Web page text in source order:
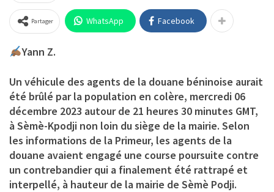
Partager WhatsApp Facebook
Yann Z.
Un véhicule des agents de la douane béninoise aurait
été brûlé par la population en colère, mercredi 06
décembre 2023 autour de 21 heures 30 minutes GMT,
à Sèmè-Kpodji non loin du siège de la mairie. Selon
les informations de la Primeur, les agents de la
douane avaient engagé une course poursuite contre
un contrebandier qui a finalement été rattrapé et
interpellé, à hauteur de la mairie de Sèmè Podji.